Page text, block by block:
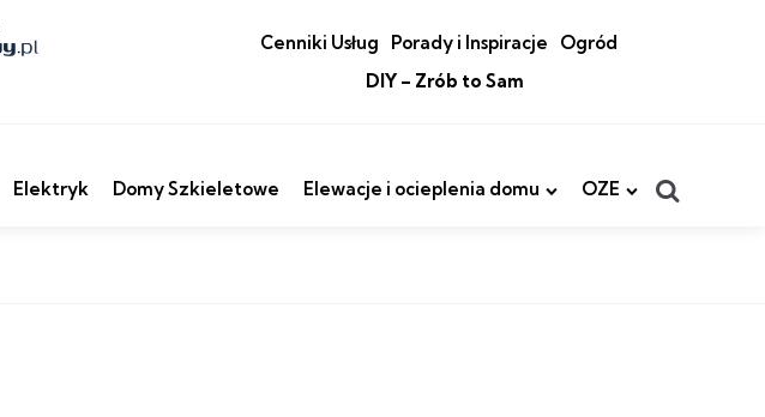
Cenniki Usług Porady i Inspiracje
Ogród
DIY – Zrób to Sam
Elektryk Domy Szkieletowe Elewacje i ocieplenia domu OZE